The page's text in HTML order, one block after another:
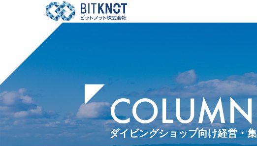
ダイビングショップ向け経営・